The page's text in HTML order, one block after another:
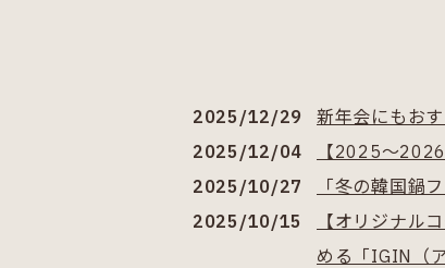
2025/12/29
新年会にもお
2025/12/04
【2025～
2025/10/27
「冬の韓国鍋
2025/10/15
【オリジナル
める「IGIN（